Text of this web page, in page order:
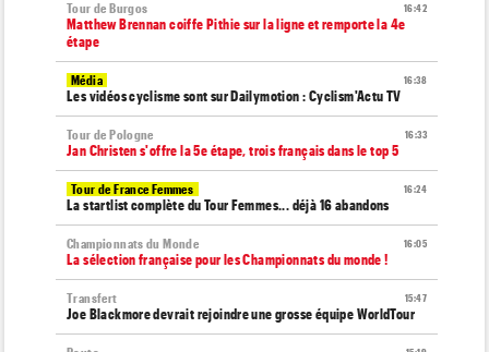
16:42
Tour de Burgos
Matthew Brennan coiffe Pithie sur la ligne et remporte la 4e
étape
16:38
Média
Les vidéos cyclisme sont sur Dailymotion : Cyclism'Actu TV
16:33
Tour de Pologne
Jan Christen s'offre la 5e étape, trois français dans le top 5
16:24
Tour de France Femmes
La startlist complète du Tour Femmes... déjà 16 abandons
16:05
Championnats du Monde
La sélection française pour les Championnats du monde !
15:47
Transfert
Joe Blackmore devrait rejoindre une grosse équipe WorldTour